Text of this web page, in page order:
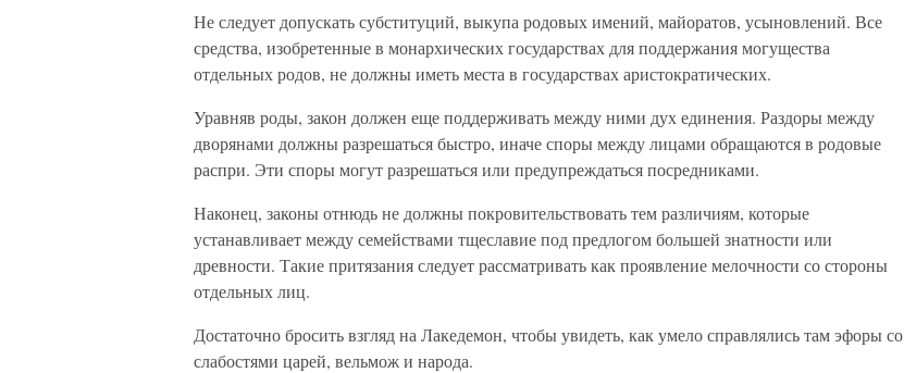
Не следует допускать субституций, выкупа родовых имений, майоратов, усыновлений. Все
средства, изобретенные в монархических государствах для поддержания могущества
отдельных родов, не должны иметь места в государствах аристократических.
Уравняв роды, закон должен еще поддерживать между ними дух единения. Раздоры между
дворянами должны разрешаться быстро, иначе споры между лицами обращаются в родовые
распри. Эти споры могут разрешаться или предупреждаться посредниками.
Наконец, законы отнюдь не должны покровительствовать тем различиям, которые
устанавливает между семействами тщеславие под предлогом большей знатности или
древности. Такие притязания следует рассматривать как проявление мелочности со стороны
отдельных лиц.
Достаточно бросить взгляд на Лакедемон, чтобы увидеть, как умело справлялись там эфоры со
слабостями царей, вельмож и народа.